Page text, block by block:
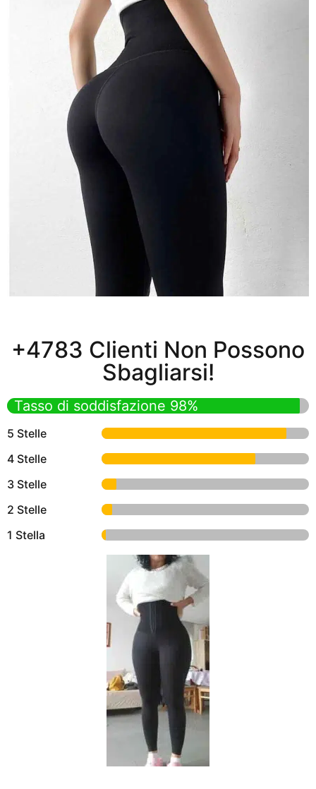
+4783 Clienti Non Possono
Sbagliarsi!
Tasso di soddisfazione 98%
5 Stelle
4 Stelle
3 Stelle
2 Stelle
1 Stella